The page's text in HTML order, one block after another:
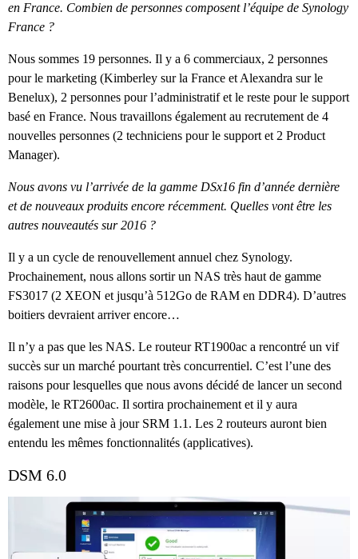
en France. Combien de personnes composent l’équipe de Synology
France ?
Nous sommes 19 personnes. Il y a 6 commerciaux, 2 personnes
pour le marketing (Kimberley sur la France et Alexandra sur le
Benelux), 2 personnes pour l’administratif et le reste pour le support
basé en France. Nous travaillons également au recrutement de 4
nouvelles personnes (2 techniciens pour le support et 2 Product
Manager).
Nous avons vu l’arrivée de la gamme DSx16 fin d’année dernière
et de nouveaux produits encore récemment. Quelles vont être les
autres nouveautés sur 2016 ?
Il y a un cycle de renouvellement annuel chez Synology.
Prochainement, nous allons sortir un NAS très haut de gamme
FS3017 (2 XEON et jusqu’à 512Go de RAM en DDR4). D’autres
boitiers devraient arriver encore…
Il n’y a pas que les NAS. Le routeur RT1900ac a rencontré un vif
succès sur un marché pourtant très concurrentiel. C’est l’une des
raisons pour lesquelles que nous avons décidé de lancer un second
modèle, le RT2600ac. Il sortira prochainement et il y aura
également une mise à jour SRM 1.1. Les 2 routeurs auront bien
entendu les mêmes fonctionnalités (applicatives).
DSM 6.0